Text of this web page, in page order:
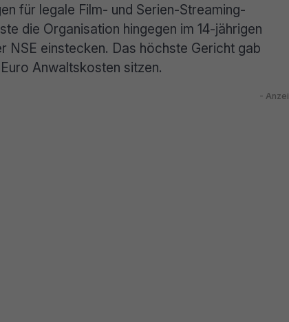
für legale Film- und Serien-Streaming-
die Organisation hingegen im 14-jährigen
einstecken. Das höchste Gericht gab
Anwaltskosten sitzen.